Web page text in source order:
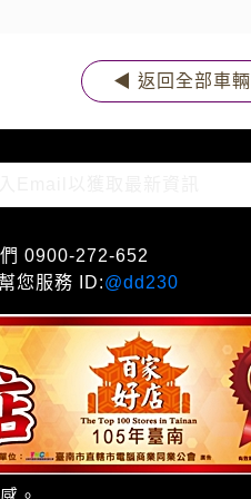
◀ 返回全部車輛
0900-272-652
您服務 ID:@dd230